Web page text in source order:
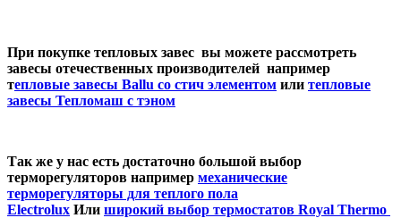
При покупке тепловых завес вы можете рассмотреть
завесы отечественных производителей например
тепловые завесы Ballu со стич элементом или тепловые
завесы Тепломаш с тэном
Так же у нас есть достаточно большой выбор
терморегуляторов например механические
терморегуляторы для теплого пола
Electrolux Или широкий выбор термостатов Royal Thermo